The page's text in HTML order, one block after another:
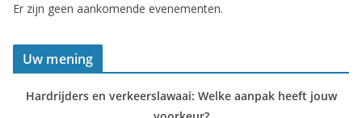
Er zijn geen aankomende evenementen.
Uw mening
Hardrijders en verkeerslawaai: Welke aanpak heeft jouw